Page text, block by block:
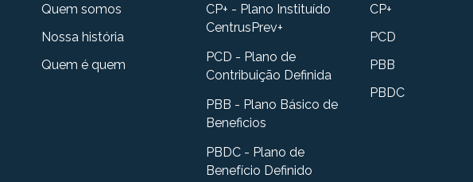
Quem somos
Nossa história
Quem é quem
CP+ - Plano Instituído
CentrusPrev+
PCD - Plano de
Contribuição Definida
PBB - Plano Básico de
Beneficios
PBDC - Plano de
Benefício Definido
CP+
PCD
PBB
PBDC